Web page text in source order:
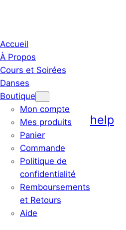
Accueil
À Propos
Cours et Soirées
Danses
Boutique
Mon compte
Mes produits
Panier
Commande
Politique de
confidentialité
Remboursements
et Retours
Aide
help